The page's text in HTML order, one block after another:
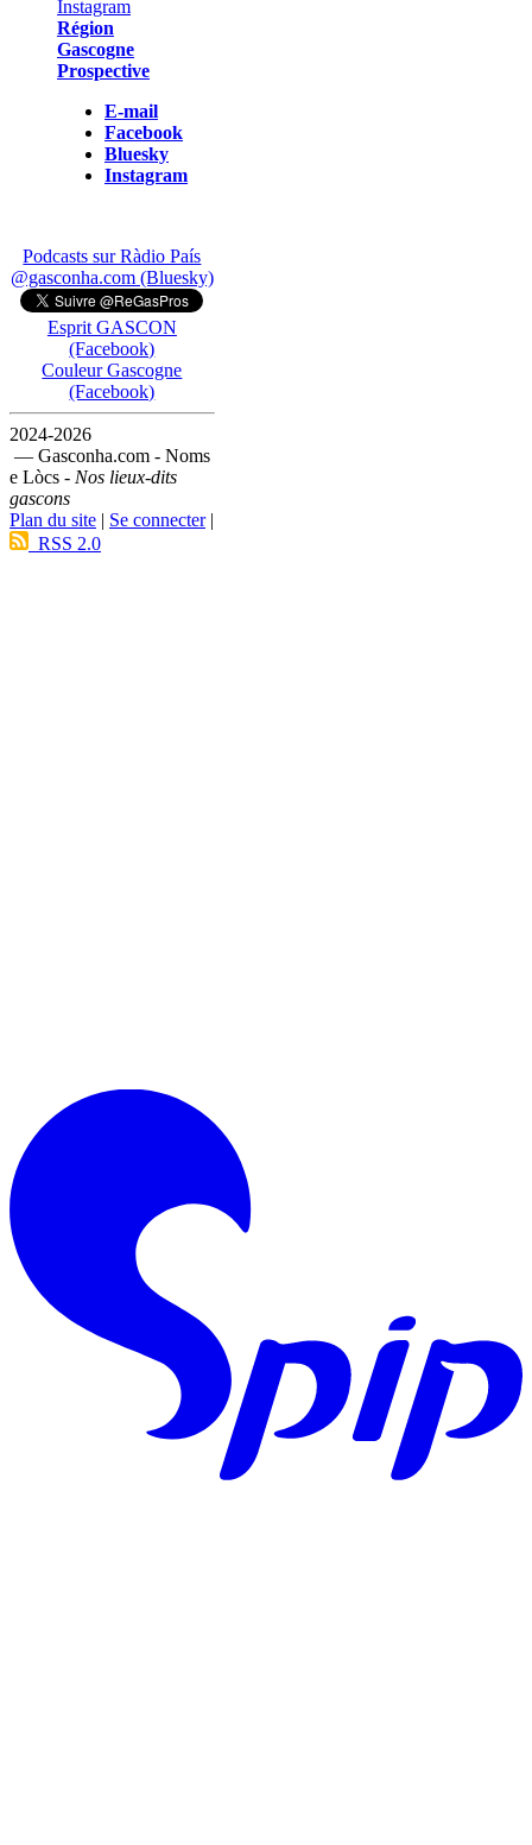
Région
Gascogne
Prospective
E-mail
Facebook
Bluesky
Instagram
Podcasts sur Ràdio País
@gasconha.com (Bluesky)
Esprit GASCON
(Facebook)
Couleur Gascogne
(Facebook)
2024-2026
— Gasconha.com - Noms
e Lòcs - Nos lieux-dits
gascons
Plan du site | Se connecter|
RSS 2.0